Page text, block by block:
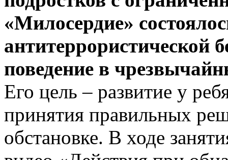
«Милосердие»
антитеррористической
поведение в
Его цель – развитие у
принятия правильных
обстановке. В ходе